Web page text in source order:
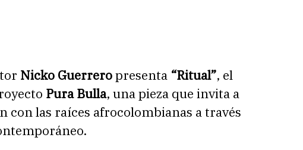
Nicko Guerreropresenta “Ritual”, el
Pura Bulla, una pieza que invita a
con las raíces afrocolombianas a través